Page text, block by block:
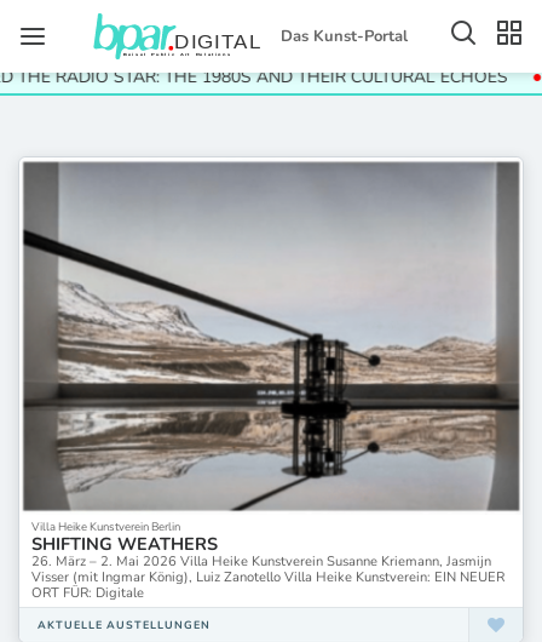
Das Kunst-Portal
RADIO STAR: THE 1980S AND THEIR CULTURAL ECHOES
Villa Heike Kunstverein Berlin
SHIFTING WEATHERS
26. März – 2. Mai 2026 Villa Heike Kunstverein Susanne Kriemann, Jasmijn
Visser (mit Ingmar König), Luiz Zanotello Villa Heike Kunstverein: EIN NEUER
ORT FÜR: Digitale
AKTUELLE AUSTELLUNGEN